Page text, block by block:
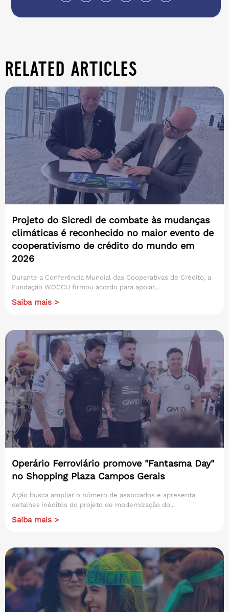
related articles
Projeto do Sicredi de combate às mudanças
climáticas é reconhecido no maior evento de
cooperativismo de crédito do mundo em
2026
Durante a Conferência Mundial das Cooperativas de Crédito, a
Fundação WOCCU firmou acordo para apoiar...
Saiba mais >
Operário Ferroviário promove "Fantasma Day"
no Shopping Plaza Campos Gerais
Ação busca ampliar o número de associados e apresenta
detalhes inéditos do projeto de modernização do...
Saiba mais >